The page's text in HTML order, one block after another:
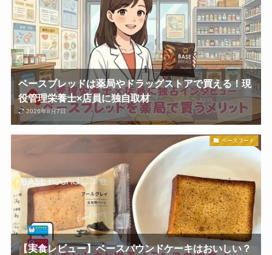
ベースブレッドは薬局やドラッグストアで買える！現
役管理栄養士×店員に独自取材
2026年8月7日
ベースフード
【実食レビュー】ベースパウンドケーキはおいしい？